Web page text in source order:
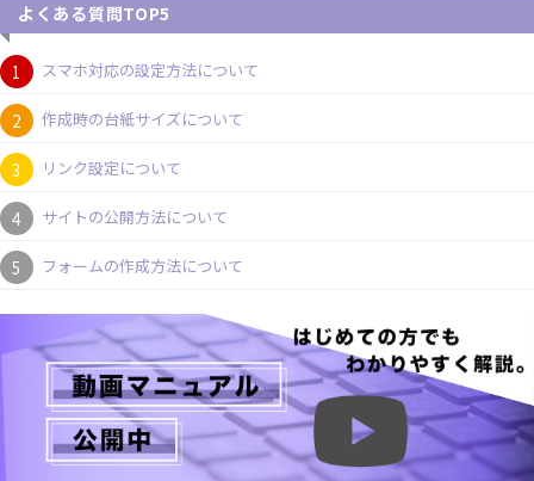
よくある質問TOP5
スマホ対応の設定方法について
作成時の台紙サイズについて
リンク設定について
サイトの公開方法について
フォームの作成方法について